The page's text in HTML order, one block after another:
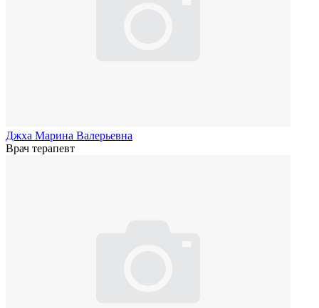
Джха Марина Валерьевна
Врач терапевт